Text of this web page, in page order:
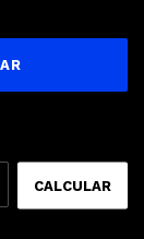
CALCULAR